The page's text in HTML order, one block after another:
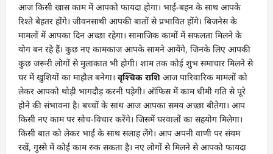
आज किसी खास काम में आपको फायदा होगा। भाई-बहन के साथ आपके
रिश्ते बेहतर होंगे। जीवनसाथी आपकी बातों से प्रभावित होंगे। बिजनेस के
मामलों में आपका दिन अच्छा रहेगा। सामाजिक कामों में सफलता मिलने के
योग बन रहे हैं। कुछ नए कामकाज आपके सामने आयेंगे, जिनके लिए आपकी
कुछ जरूरी लोगों से मुलाकात भी होगी। शाम तक कोई शुभ समाचार मिलने से
घर में खुशियों का माहौल बनेगा। वृश्चिक राशि आज पारिवारिक मामलों को
लेकर आपको थोड़ी भागदौड़ करनी पड़ेगी। ऑफिस में काम धीमी गति से पूरे
होने की संभावना है। बच्चों के साथ आज आपका समय अच्छा बीतेगा। आप
किसी नए काम पर सोच-विचार करेंगे। जिसमें घरवालों का सहयोग मिलेगा।
किसी बात को लेकर भाई के साथ सलाह लेंगे। आप अपनी वाणी पर संयम
रखें, गुस्से में कोई काम रुक सकता है। नए लोगों से मिलने से आपको फायदा